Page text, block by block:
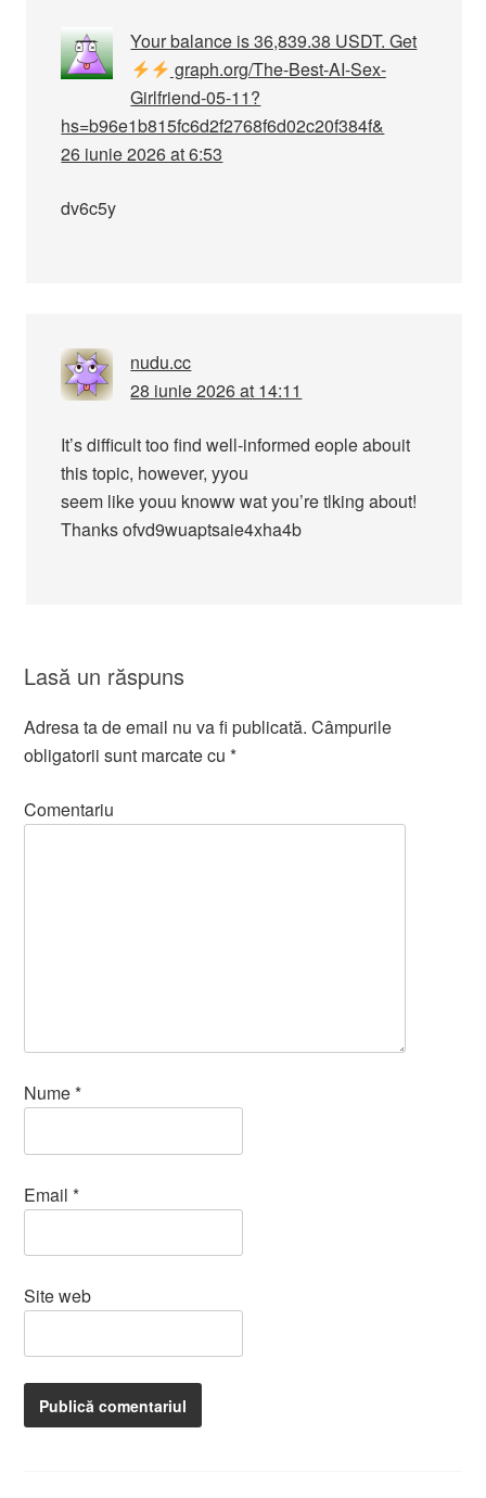
Your balance is 36,839.38 USDT. Get
graph.org/The-Best-AI-Sex-
Girlfriend-05-11?
hs=b96e1b815fc6d2f2768f6d02c20f384f&
26 iunie 2026 at 6:53
dv6c5y
nudu.cc
28 iunie 2026 at 14:11
It’s difficult too find well-informed eople abouit
this topic, however, yyou
seem like youu knoww wat you’re tlking about!
Thanks ofvd9wuaptsaie4xha4b
Lasă un răspuns
Adresa ta de email nu va fi publicată. Câmpurile
obligatorii sunt marcate cu*
Comentariu
Nume*
Email*
Site web